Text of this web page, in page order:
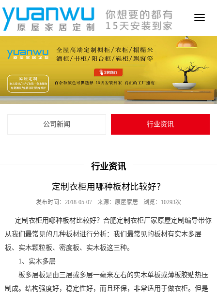
Toggle
公司新闻 行业资讯
行业资讯
定制衣柜用哪种板材比较好？
发布时间：2018-05-07 来源：原屋家居 浏览：10293次
定制衣柜用哪种板材比较好？合肥定制衣柜厂家原屋定制编导带你
从我们最常见的几种板材进行分析：我们最常见的板材有实木多层
板、实木颗粒板、密度板、实木板这三种。
1、实木多层
板多层板是由三层或多层一毫米左右的实木单板或薄板胶贴热压
制成。结构强度好，稳定性好，而且环保，非常适用于做衣柜。但是